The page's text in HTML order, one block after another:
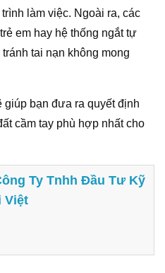
làm việc. Ngoài ra, các
em hay hệ thống ngắt tự
tai nạn không mong
giúp bạn đưa ra quyết định
cầm tay phù hợp nhất cho
Ty Tnhh Đầu Tư Kỹ
Việt